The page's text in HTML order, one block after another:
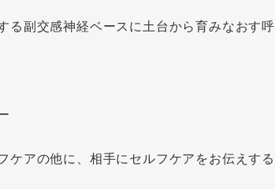
る副交感神経ベースに土台から育みなおす
ケアの他に、相手にセルフケアをお伝えす